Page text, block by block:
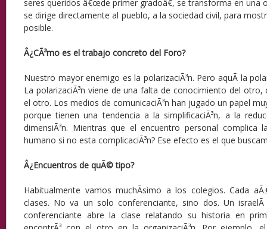
seres queridos â€œde primer gradoâ€, se transforma en una
se dirige directamente al pueblo, a la sociedad civil, para
posible.
Â¿CÃ³mo es el trabajo concreto del Foro?
Nuestro mayor enemigo es la polarizaciÃ³n. Pero aquÃ­ la
La polarizaciÃ³n viene de una falta de conocimiento del
el otro. Los medios de comunicaciÃ³n han jugado un papel
porque tienen una tendencia a la simplificaciÃ³n, a la
dimensiÃ³n. Mientras que el encuentro personal complica
humano si no esta complicaciÃ³n? Ese efecto es el que
Â¿Encuentros de quÃ© tipo?
Habitualmente vamos muchÃ­simo a los colegios. Cada
clases. No va un solo conferenciante, sino dos. Un
conferenciante abre la clase relatando su historia en